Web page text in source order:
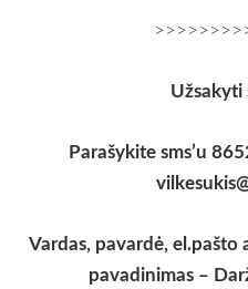
Užsakyti
Parašykite sms’u
Vardas, pavardė, el.pašto
pavadinimas –